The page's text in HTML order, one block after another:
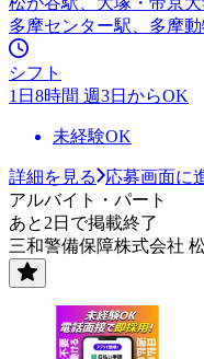
多摩センター駅、多摩
シフト
1日8時間 週3日からOK
未経験OK
詳細を見る
応募画面に
アルバイト・パート
あと2日で掲載終了
三和警備保障株式会社